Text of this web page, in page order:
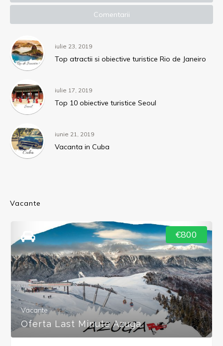
Comentarii
iulie 23, 2019
Top atractii si obiective turistice Rio de Janeiro
iulie 17, 2019
Top 10 obiective turistice Seoul
iunie 21, 2019
Vacanta in Cuba
Vacante
€800
Vacante
Oferta Last Minute Azuga